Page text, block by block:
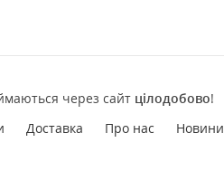
через сайт цілодобово!
Доставка Про нас Новини